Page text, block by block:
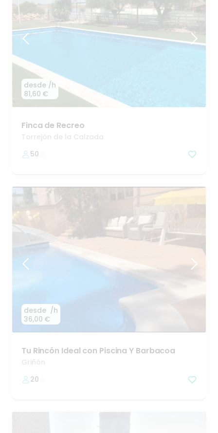
desde
81,60 €
/h
Finca de Recreo
Torrejón de la Calzada
50
desde
36,00 €
/h
Tu Rincón Ideal con Piscina Y Barbacoa
Griñón
20